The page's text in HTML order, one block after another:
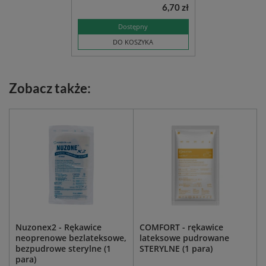
Dostępny
DO KOSZYKA
6,70 zł
Zobacz także:
Nuzonex2 - Rękawice
neoprenowe bezlateksowe,
bezpudrowe sterylne (1
para)
COMFORT - rękawice
lateksowe pudrowane
STERYLNE (1 para)